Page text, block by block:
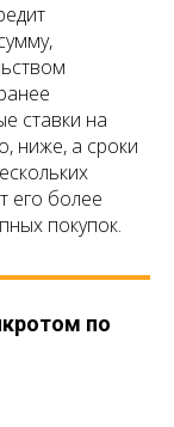
ставки на
ниже, а сроки
его более
покупок.
по